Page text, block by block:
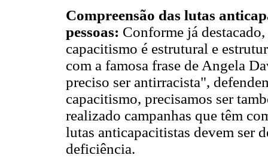
Compreensão das lutas
pessoas: Conforme já
capacitismo é estrutural e
com a famosa frase de Angela
preciso ser antirracista",
capacitismo, precisamos ser
realizado campanhas que têm
lutas anticapacitistas devem ser
deficiência.